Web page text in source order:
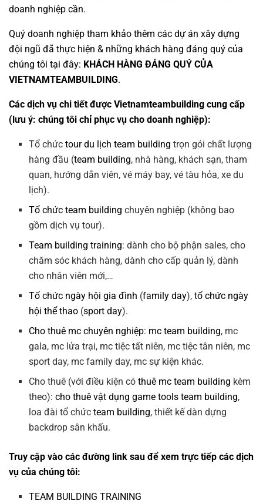
doanh nghiệp cần.
Quý doanh nghiệp tham khảo thêm các dự án xây dựng
đội ngũ đã thực hiện & những khách hàng đáng quý của
chúng tôi tại đây: KHÁCH HÀNG ĐÁNG QUÝ CỦA
VIETNAMTEAMBUILDING.
Các dịch vụ chi tiết được Vietnamteambuilding cung cấp
(lưu ý: chúng tôi chỉ phục vụ cho doanh nghiệp):
Tổ chứctour du lịch team building trọn gói chất lượng
hàng đầu (team building, nhà hàng, khách sạn, tham
quan, hướng dẫn viên, vé máy bay, vé tàu hỏa, xe du
lịch).
Tổ chức team building chuyên nghiệp (không bao
gồm dịch vụ tour).
Team building training: dành cho bộ phận sales, cho
chăm sóc khách hàng, dành cho cấp quản lý, dành
cho nhân viên mới,…
Tổ chức ngày hội gia đình (family day),tổ chức ngày
hội thể thao (sport day).
Cho thuê mc chuyên nghiệp: mc team building, mc
gala, mc lửa trại, mc tiệc tất niên, mc tiệc tân niên, mc
sport day, mc family day, mc sự kiện khác.
Cho thuê (với điều kiện cóthuê mc team building kèm
theo):cho thuê vật dụng game tools team building,
loa đài tổ chứcteam building, thiết kế dàn dựng
backdrop sân khấu.
Truy cập vào các đường link sau để xem trực tiếp các dịch
vụ của chúng tôi:
TEAM BUILDING TRAINING